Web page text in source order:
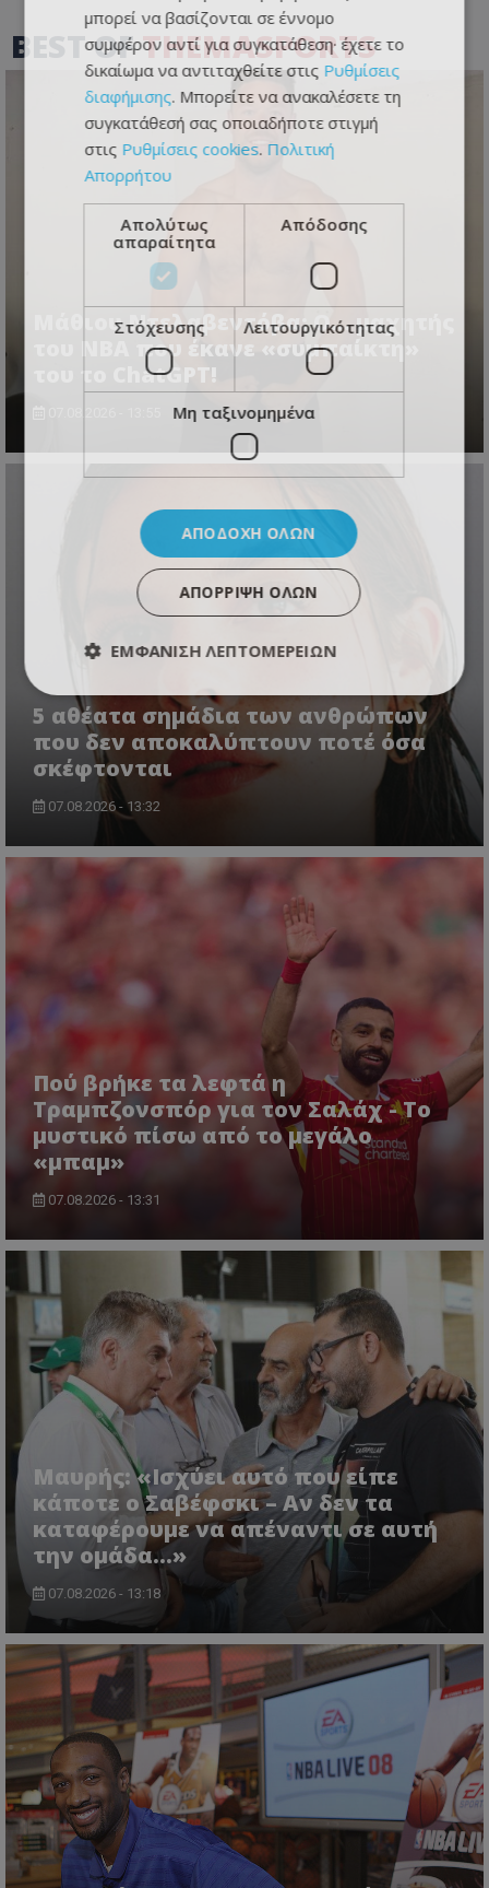
BEST OFTHEMASPORTS
Μάθιου Ντελαβεντόβα: Ο… μαχητής
του NBA που έκανε «συμπαίκτη»
του το ChatGPT!
5 αθέατα σημάδια των ανθρώπων
που δεν αποκαλύπτουν ποτέ όσα
σκέφτονται
07.08.2026 - 13:32
Πού βρήκε τα λεφτά η
Τραμπζονσπόρ για τον Σαλάχ - Το
μυστικό πίσω από το μεγάλο
«μπαμ»
07.08.2026 - 13:31
Μαυρής: «Ισχύει αυτό που είπε
κάποτε ο Σαβέφσκι – Αν δεν τα
καταφέρουμε να απέναντι σε αυτή
την ομάδα…»
07.08.2026 - 13:18
μπορεί να βασίζονται σε έννομο
συμφέρον αντί για συγκατάθεση· έχετε το
δικαίωμα να αντιταχθείτε στις Ρυθμίσεις
διαφήμισης. Μπορείτε να ανακαλέσετε τη
συγκατάθεσή σας οποιαδήποτε στιγμή
στις Ρυθμίσεις cookies. Πολιτική
Απορρήτου
Απολύτως
απαραίτητα
Απόδοσης
Στόχευσης Λειτουργικότητας
Μη ταξινομημένα
ΑΠΟΔΟΧΉ ΌΛΩΝ
ΑΠΌΡΡΙΨΗ ΌΛΩΝ
ΕΜΦΆΝΙΣΗ ΛΕΠΤΟΜΕΡΕΙΏΝ